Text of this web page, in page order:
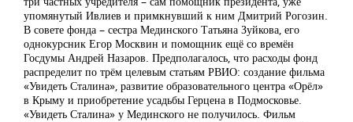
упомянутый Ивлиев и примкнувший к ним Дмитрий Рогозин.
В совете фонда – сестра Мединского Татьяна Зуйкова, его
однокурсник Егор Москвин и помощник ещё со времён
Госдумы Андрей Назаров. Предполагалось, что расходы фонд
распределит по трём целевым статьям РВИО: создание фильма
«Увидеть Сталина», развитие образовательного центра «Орёл»
в Крыму и приобретение усадьбы Герцена в Подмосковье.
«Увидеть Сталина» у Мединского не получилось. Фильм